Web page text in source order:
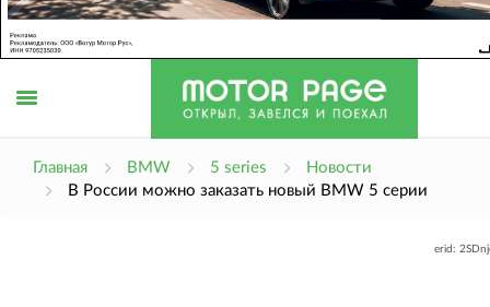
Главная BMW 5 series
Новости
В России можно заказать новый BMW 5 серии
erid: